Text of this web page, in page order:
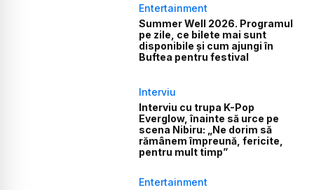
Entertainment
Summer Well 2026. Programul
pe zile, ce bilete mai sunt
disponibile și cum ajungi în
Buftea pentru festival
Interviu
Interviu cu trupa K-Pop
Everglow, înainte să urce pe
scena Nibiru: „Ne dorim să
rămânem împreună, fericite,
pentru mult timp”
Entertainment